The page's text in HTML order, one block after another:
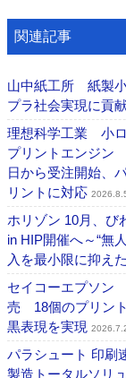
関連記事
山中紙工所 紙製
プラ社会実現に貢
理想科学工業 小ロ
プリントエンジン
日から受注開始、
リントに対応
ホリゾン 10月、び
in HIP開催へ～“無
入を最小限に抑え
セイコーエプソン
売 18個のプリント
黒表現を実現
パラシュート 印刷
製造トータルソリ